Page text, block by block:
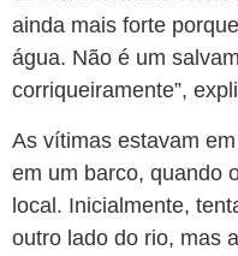
ainda mais forte
água. Não é um
corriqueiramente”,
As vítimas estavam
em um barco, quando
local. Inicialmente,
outro lado do rio, mas